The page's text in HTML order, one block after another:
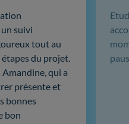
un suivi
tout au
du projet.
qui a
présente et
bonnes
bon